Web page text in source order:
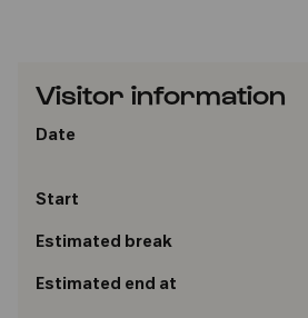
Visitor information
Date
Start
Estimated break
Estimated end at